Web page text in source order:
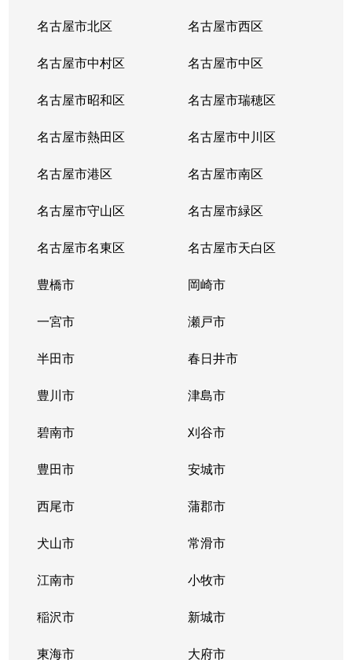
名古屋市北区 名古屋市西区
名古屋市中村区 名古屋市中区
名古屋市昭和区 名古屋市瑞穂区
名古屋市熱田区 名古屋市中川区
名古屋市港区 名古屋市南区
名古屋市守山区 名古屋市緑区
名古屋市名東区 名古屋市天白区
豊橋市 岡崎市
一宮市 瀬戸市
半田市 春日井市
豊川市 津島市
碧南市 刈谷市
豊田市 安城市
西尾市 蒲郡市
犬山市 常滑市
江南市 小牧市
稲沢市 新城市
東海市 大府市